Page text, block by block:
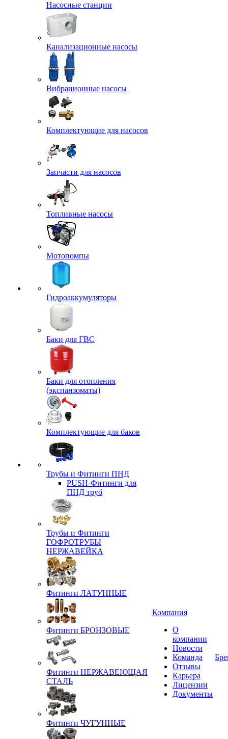
Насосные станции
Канализационные насосы
Вибрационные насосы
Комплектующие для насосов
Запчасти для насосов
Топливные насосы
Мотопомпы
Гидроаккумуляторы
Баки для ГВС
Баки для отопления
(экспанзоматы)
Комплектующие для баков
Трубы и Фитинги ПНД
PUSH-Фитинги для
ПНД труб
Трубы и Фитинги
ГОФРОТРУБЫ
НЕРЖАВЕЙКА
Фитинги ЛАТУННЫЕ
Фитинги БРОНЗОВЫЕ
Фитинги НЕРЖАВЕЮЩАЯ
СТАЛЬ
Фитинги ЧУГУННЫЕ
Компания
О
компании
Новости
Команда
Отзывы
Карьера
Лицензии
Документы